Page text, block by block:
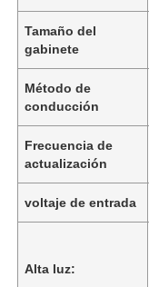
En casa.
Productos
Vídeos
Espectáculo de
Tamaño del
gabinete
Método de
conducción
Frecuencia de
actualización
voltaje de entrada
Alta luz: